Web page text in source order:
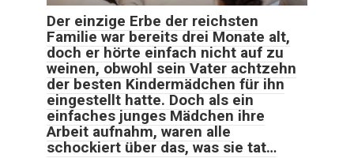
Der einzige Erbe der reichsten
Familie war bereits drei Monate alt,
doch er hörte einfach nicht auf zu
weinen, obwohl sein Vater achtzehn
der besten Kindermädchen für ihn
eingestellt hatte. Doch als ein
einfaches junges Mädchen ihre
Arbeit aufnahm, waren alle
schockiert über das, was sie tat…